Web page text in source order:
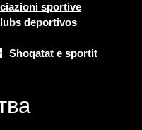
sportive
deportivos
Shoqatat e sportit